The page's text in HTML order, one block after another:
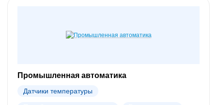
Промышленная автоматика
Датчики температуры